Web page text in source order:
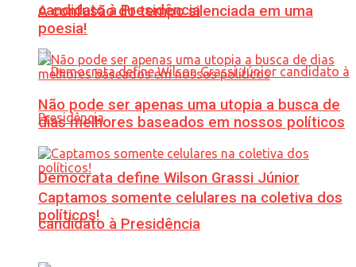
candidato à Presidência
Democrata define Wilson Grassi Júnior
candidato à Presidência
A confusão do tempo silenciada em uma
poesia!
Não pode ser apenas uma utopia a busca de
dias melhores baseados em nossos políticos
Captamos somente celulares na coletiva dos
políticos!